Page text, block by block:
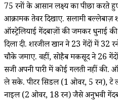
75 रनों के आसान लक्ष्य का पीछा करते
आक्रामक तेवर दिखाए. सलामी
ऑस्ट्रेलियाई गेंदबाज़ों की जमकर धुनाई
दिला दी. शरजील खान ने 23 गेंदों में 32
चौके जमाए. वहीं, सोहैब मकसूद ने 26
सजी अपनी पारी में कोई गलती नहीं की.
ले सके. पीटर सिडल (1 ओवर, 5 रन),
नाइल (2 ओवर, 18 रन) जैसे अनुभवी